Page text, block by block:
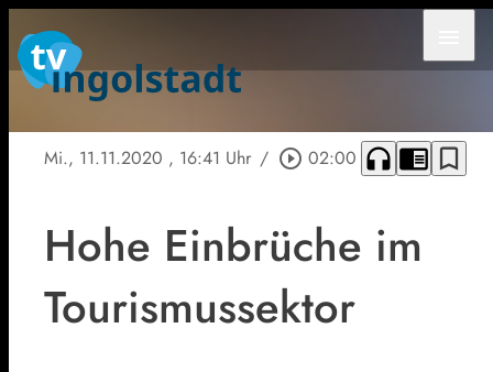
Mi., 11.11.2020 , 16:41 Uhr / play_circle_outline 02:00 headphones chrome_reader_mode bookmark_border
Hohe Einbrüche im
Tourismussektor